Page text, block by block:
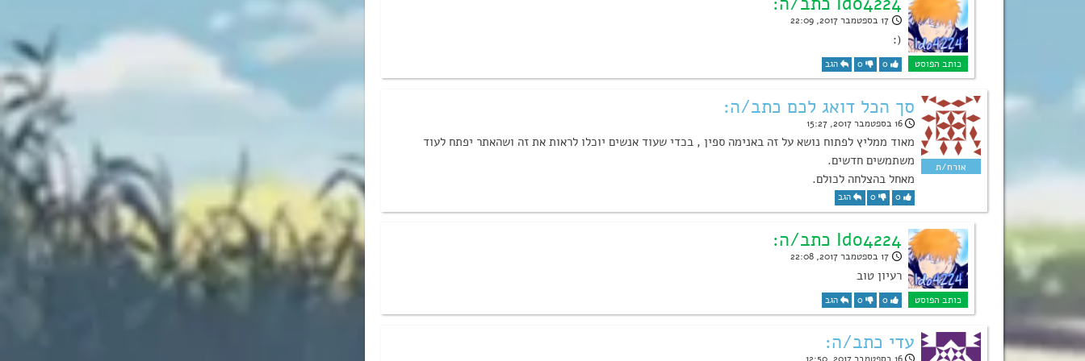
17 בספטמבר 2017, 22:09
(:
0
0 הגב
סך הכל דואג לכם כתב/ה:
16 בספטמבר 2017, 15:27
מאוד ממליץ לפתוח נושא על זה באנימה ספין , בכדי שעוד אנשים יוכלו לראות את זה ושהאתר יפתח לעוד
משתמשים חדשים.
מאחל בהצלחה לכולם.
0
0 הגב
Ido4224 כתב/ה:
17 בספטמבר 2017, 22:08
רעיון טוב
0
0 הגב
עדי כתב/ה: